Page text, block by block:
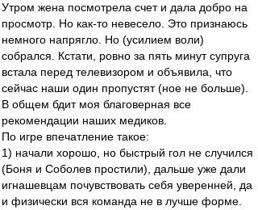
Утром жена посмотрела счет и дала добро на
просмотр. Но как-то невесело. Это признаюсь
немного напрягло. Но (усилием воли)
собрался. Кстати, ровно за пять минут супруга
встала перед телевизором и объявила, что
сейчас наши один пропустят (ное не больше).
В общем бдит моя благоверная все
рекомендации наших медиков.
По игре впечатление такое:
1) начали хорошо, но быстрый гол не случился
(Боня и Соболев простили), дальше уже дали
игнашевцам почувствовать себя уверенней, да
и физически вся команда не в лучше форме.